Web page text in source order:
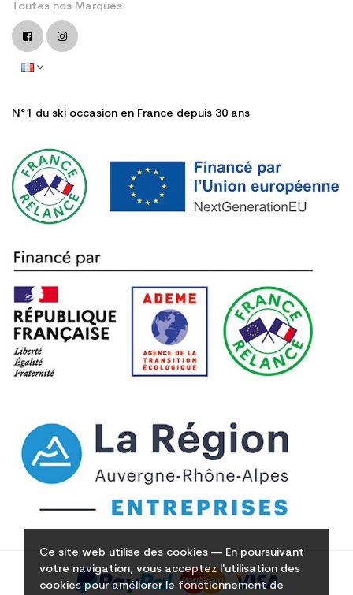
Ce site web utilise des cookies — En poursuivant
votre navigation, vous acceptez l'utilisation des
cookies pour améliorer le fonctionnement de
Toutes nos Marques
N°1 du ski occasion en France depuis 30 ans